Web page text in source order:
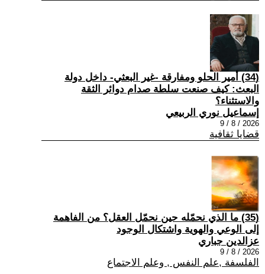
(34) أمير الحلو ومفارقة -غير البعثي- داخل دولة
البعث: كيف صنعت سلطة صدام دوائر الثقة
والاستثناء؟
إسماعيل نوري الربيعي
2026 / 8 / 9
قضايا ثقافية
(35) ما الذي نحمّله حين نحمّل العقل؟ من الفاهمة
إلى الوعي والهوية واشتكال الوجود
عزالدين جباري
2026 / 8 / 9
الفلسفة ,علم النفس , وعلم الاجتماع